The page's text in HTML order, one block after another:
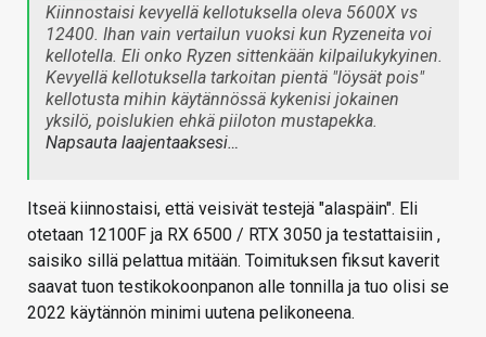
Kiinnostaisi kevyellä kellotuksella oleva 5600X vs
12400. Ihan vain vertailun vuoksi kun Ryzeneita voi
kellotella. Eli onko Ryzen sittenkään kilpailukykyinen.
Kevyellä kellotuksella tarkoitan pientä "löysät pois"
kellotusta mihin käytännössä kykenisi jokainen
yksilö, poislukien ehkä piiloton mustapekka.
Napsauta laajentaaksesi…
Itseä kiinnostaisi, että veisivät testejä "alaspäin". Eli
otetaan 12100F ja RX 6500 / RTX 3050 ja testattaisiin ,
saisiko sillä pelattua mitään. Toimituksen fiksut kaverit
saavat tuon testikokoonpanon alle tonnilla ja tuo olisi se
2022 käytännön minimi uutena pelikoneena.